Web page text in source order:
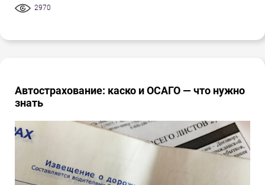
2970
Автострахование: каско и ОСАГО — что нужно
знать